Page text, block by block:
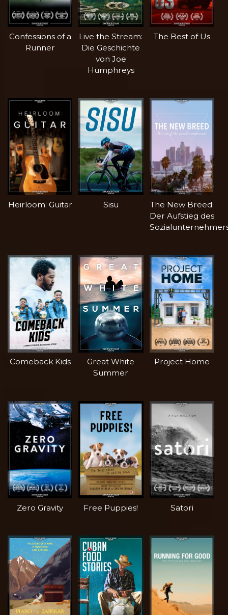
Confessions of a
Runner
Live the Stream:
Die Geschichte
von Joe
Humphreys
The Best of Us
Heirloom: Guitar Sisu
The New Breed:
Der Aufstieg des
Comeback Kids
Great White
Summer
Project Home
Zero Gravity Free Puppies! Satori